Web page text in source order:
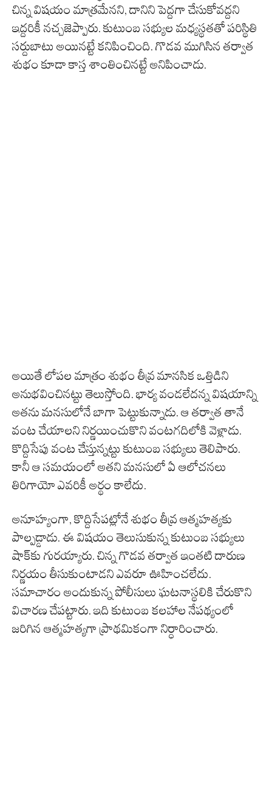
చిన్న విషయం మాత్రమేనని, దానిని పెద్దగా చేసుకోవద్దని
ఇద్దరికీ నచ్చజెప్పారు. కుటుంబ సభ్యుల మధ్యస్థతతో పరిస్థితి
సర్దుబాటు అయినట్టే కనిపించింది. గొడవ ముగిసిన తర్వాత
శుభం కూడా కాస్త శాంతించినట్టే అనిపించాడు.
అయితే లోపల మాత్రం శుభం తీవ్ర మానసిక ఒత్తిడిని
అనుభవించినట్టు తెలుస్తోంది. భార్య వండలేదన్న విషయాన్ని
అతను మనసులోనే బాగా పెట్టుకున్నాడు. ఆ తర్వాత తానే
వంట చేయాలని నిర్ణయించుకొని వంటగదిలోకి వెళ్లాడు.
కొద్దిసేపు వంట చేస్తున్నట్టు కుటుంబ సభ్యులు తెలిపారు.
కానీ ఆ సమయంలో అతని మనసులో ఏ ఆలోచనలు
తిరిగాయో ఎవరికీ అర్థం కాలేదు.
అనూహ్యంగా, కొద్దిసేపట్లోనే శుభం తీవ్ర ఆత్మహత్యకు
పాల్పడ్డాడు. ఈ విషయం తెలుసుకున్న కుటుంబ సభ్యులు
షాక్‌కు గురయ్యారు. చిన్న గొడవ తర్వాత ఇంతటి దారుణ
నిర్ణయం తీసుకుంటాడని ఎవరూ ఊహించలేదు.
సమాచారం అందుకున్న పోలీసులు ఘటనాస్థలికి చేరుకొని
విచారణ చేపట్టారు. ఇది కుటుంబ కలహాల నేపథ్యంలో
జరిగిన ఆత్మహత్యగా ప్రాథమికంగా నిర్ధారించారు.